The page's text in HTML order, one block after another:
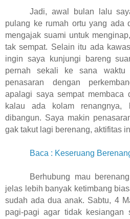
Jadi, awal bulan lalu
pulang ke rumah ortu yang ada
mengajak suami untuk
tak sempat. Selain itu ada
ingin saya kunjungi bareng
pernah sekali ke sana waktu
penasaran dengan
apalagi saya sempat membaca
kalau ada kolam renangnya,
dibangun. Saya makin
gak takut lagi berenang, aktifitas
Baca : Keseruang
Berhubung mau
jelas lebih banyak ketimbang
sudah ada dua anak. Sabtu, 4
pagi-pagi agar tidak kesiangan